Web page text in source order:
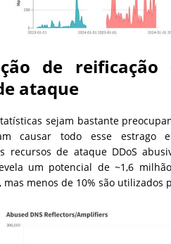
de
ataque
sejam bastante
causar todo esse estrago
recursos de ataque DDoS
um potencial de ~1,6
menos de 10% são utilizados